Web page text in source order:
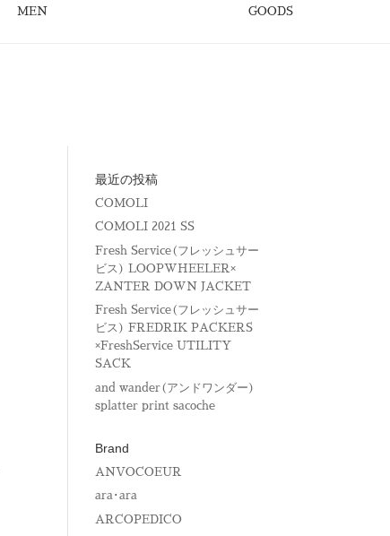
MEN GOODS
最近の投稿
COMOLI
COMOLI 2021 SS
Fresh Service(フレッシュサー
ビス) LOOPWHEELER×
ZANTER DOWN JACKET
Fresh Service(フレッシュサー
ビス) FREDRIK PACKERS
×FreshService UTILITY
SACK
and wander(アンドワンダー)
splatter print sacoche
Brand
ANVOCOEUR
ara･ara
ARCOPEDICO